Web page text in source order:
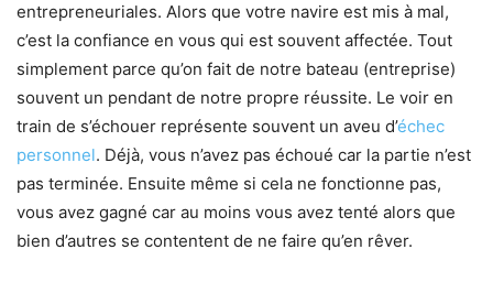
entrepreneuriales. Alors que votre navire est mis à mal,
c’est la confiance en vous qui est souvent affectée. Tout
simplement parce qu’on fait de notre bateau (entreprise)
souvent un pendant de notre propre réussite. Le voir en
train de s’échouer représente souvent un aveu d’échec
personnel. Déjà, vous n’avez pas échoué car la partie n’est
pas terminée. Ensuite même si cela ne fonctionne pas,
vous avez gagné car au moins vous avez tenté alors que
bien d’autres se contentent de ne faire qu’en rêver.